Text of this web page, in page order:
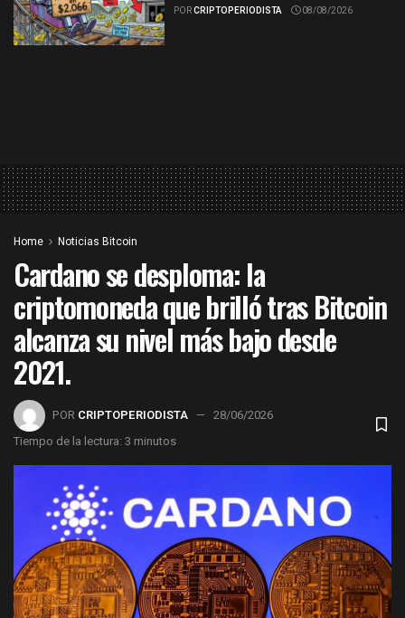
PORCRIPTOPERIODISTA 08/08/2026
Home Noticias Bitcoin
Cardano se desploma: la
criptomoneda que brilló tras Bitcoin
alcanza su nivel más bajo desde
2021.
POR CRIPTOPERIODISTA
28/06/2026
Tiempo de la lectura: 3 minutos